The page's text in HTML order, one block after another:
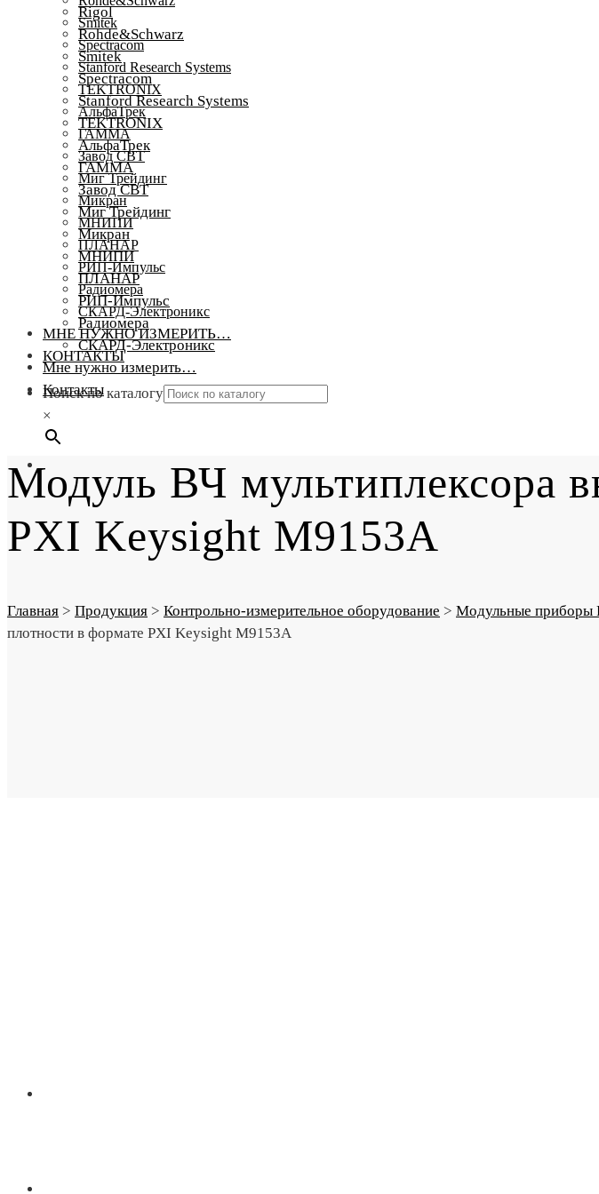
Smitek
Spectracom
Stanford Research Systems
TEKTRONIX
АльфаТрек
ГАММА
Завод СВТ
Миг Трейдинг
Микран
МНИПИ
ПЛАНАР
РИП-Импульс
Радиомера
СКАРД-Электроникс
МНЕ НУЖНО ИЗМЕРИТЬ…
КОНТАКТЫ
Поиск по каталогу
×
Rigol
Rohde&Schwarz
Smitek
Spectracom
Stanford Research Systems
TEKTRONIX
АльфаТрек
ГАММА
Завод СВТ
Миг Трейдинг
Микран
МНИПИ
ПЛАНАР
РИП-Импульс
Радиомера
СКАРД-Электроникс
Мне нужно измерить…
Контакты
Модуль ВЧ мультиплексора
PXI Keysight M9153A
Главная > Продукция > Контрольно-измерительное оборудование > Модульные приборы
плотности в формате PXI Keysight M9153A